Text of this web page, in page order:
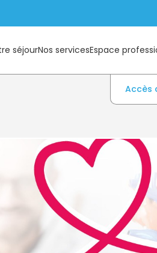
séjourNos servicesEspace
Accès